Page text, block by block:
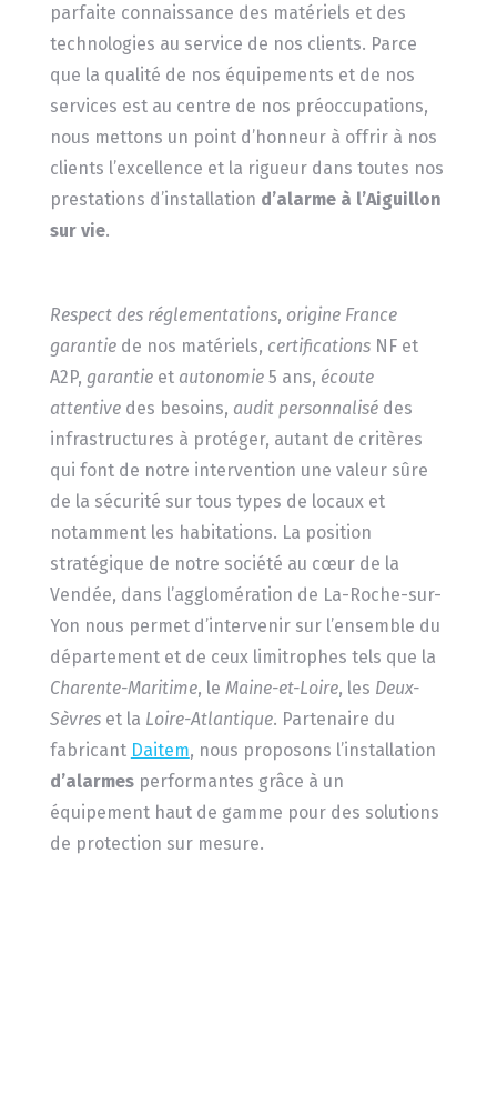
parfaite connaissance des matériels et des
technologies au service de nos clients. Parce
que la qualité de nos équipements et de nos
services est au centre de nos préoccupations,
nous mettons un point d’honneur à offrir à nos
clients l’excellence et la rigueur dans toutes nos
prestations d’installation d’alarme à l’Aiguillon
sur vie.
Respect des réglementations, origine France
garantiede nos matériels, certificationsNF et
A2P, garantieet autonomie5 ans, écoute
attentivedes besoins, audit personnalisédes
infrastructures à protéger, autant de critères
qui font de notre intervention une valeur sûre
de la sécurité sur tous types de locaux et
notamment les habitations. La position
stratégique de notre société au cœur de la
Vendée, dans l’agglomération de La-Roche-sur-
Yon nous permet d’intervenir sur l’ensemble du
département et de ceux limitrophes tels que la
Charente-Maritime, le Maine-et-Loire, les Deux-
Sèvreset la Loire-Atlantique. Partenaire du
fabricant Daitem, nous proposons l’installation
d’alarmesperformantes grâce à un
équipement haut de gamme pour des solutions
de protection sur mesure.